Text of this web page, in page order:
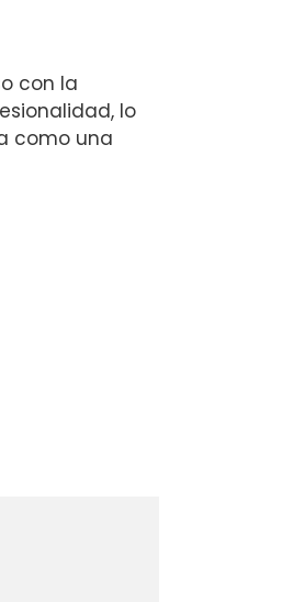
con la
lo
como una